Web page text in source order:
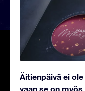
Äitienpäivä ei
vaan se on